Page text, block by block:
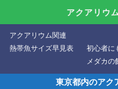
アクアリウ
アクアリウム関連
熱帯魚サイズ早見表
初心者に
メダカの
東京都内のアク